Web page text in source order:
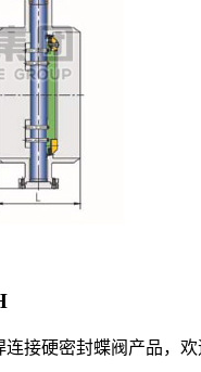
接硬密封蝶阀产品，欢